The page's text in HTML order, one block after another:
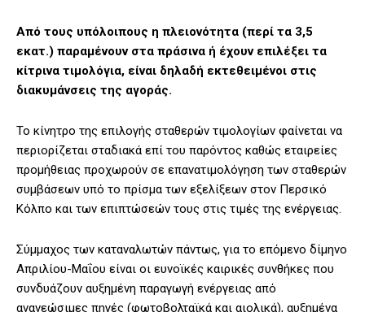
Από τους υπόλοιπους η πλειονότητα (περί τα 3,5
εκατ.) παραμένουν στα πράσινα ή έχουν επιλέξει τα
κίτρινα τιμολόγια, είναι δηλαδή εκτεθειμένοι στις
διακυμάνσεις της αγοράς.
Το κίνητρο της επιλογής σταθερών τιμολογίων φαίνεται να
περιορίζεται σταδιακά επί του παρόντος καθώς εταιρείες
προμήθειας προχωρούν σε επανατιμολόγηση των σταθερών
συμβάσεων υπό το πρίσμα των εξελίξεων στον Περσικό
Κόλπο και των επιπτώσεών τους στις τιμές της ενέργειας.
Σύμμαχος των καταναλωτών πάντως, για το επόμενο δίμηνο
Απριλίου-Μαΐου είναι οι ευνοϊκές καιρικές συνθήκες που
συνδυάζουν αυξημένη παραγωγή ενέργειας από
ανανεώσιμες πηγές (φωτοβολταϊκά και αιολικά), αυξημένα